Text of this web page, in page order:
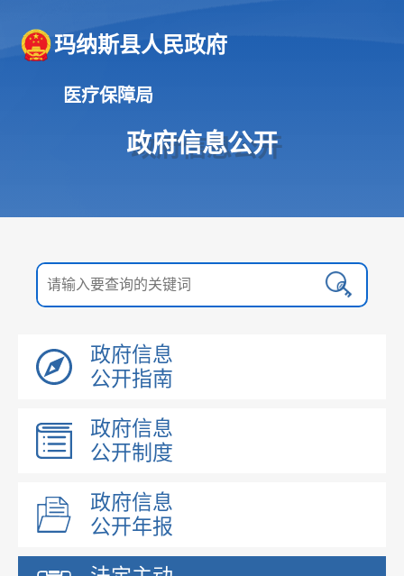
玛纳斯县人民政府
医疗保障局
政府信息公开
政府信息
公开指南
政府信息
公开制度
政府信息
公开年报